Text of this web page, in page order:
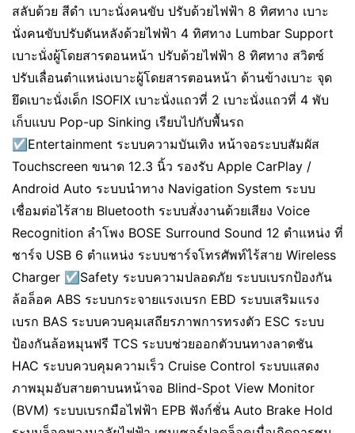
สลับด้วย สีดำ เบาะนั่งคนขับ ปรับด้วยไฟฟ้า 8 ทิศทาง เบาะ
นั่งคนขับปรับดันหลังด้วยไฟฟ้า 4 ทิศทาง Lumbar Support
เบาะนั่งผู้โดยสารตอนหน้า ปรับด้วยไฟฟ้า 8 ทิศทาง สวิตซ์
ปรับเลื่อนตำแหน่งเบาะผู้โดยสารตอนหน้า ด้านข้างเบาะ จุด
ยึดเบาะนั่งเด็ก ISOFIX เบาะนั่งแถวที่ 2 เบาะนั่งแถวที่ 4 พับ
เก็บแบบ Pop-up Sinking เรียบไปกับพื้นรถ
☑️Entertainment ระบบความบันเทิง หน้าจอระบบสัมผัส
Touchscreen ขนาด 12.3 นิ้ว รองรับ Apple CarPlay /
Android Auto ระบบนำทาง Navigation System ระบบ
เชื่อมต่อไร้สาย Bluetooth ระบบสั่งงานด้วยเสียง Voice
Recognition ลำโพง BOSE Surround Sound 12 ตำแหน่ง ที่
ชาร์จ USB 6 ตำแหน่ง ระบบชาร์จโทรศัพท์ไร้สาย Wireless
Charger ☑️Safety ระบบความปลอดภัย ระบบเบรกป้องกัน
ล้อล็อค ABS ระบบกระจายแรงเบรก EBD ระบบเสริมแรง
เบรก BAS ระบบควบคุมเสถียรภาพการทรงตัว ESC ระบบ
ป้องกันล้อหมุนฟรี TCS ระบบช่วยออกตัวบนทางลาดชัน
HAC ระบบควบคุมความเร็ว Cruise Control ระบบแสดง
ภาพมุมอับสายตาบนหน้าจอ Blind-Spot View Monitor
(BVM) ระบบเบรกมือไฟฟ้า EPB ฟังก์ชั่น Auto Brake Hold